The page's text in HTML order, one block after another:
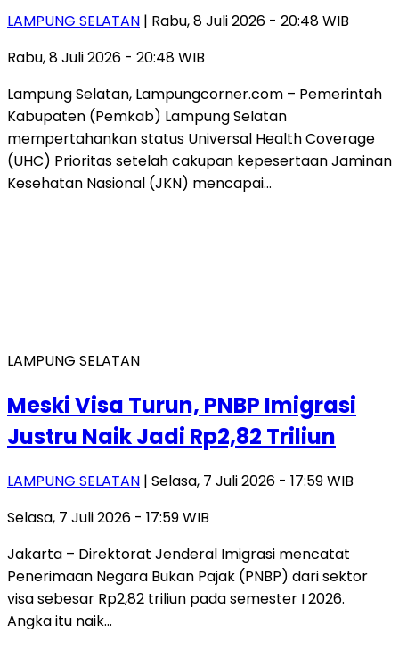
LAMPUNG SELATAN | Rabu, 8 Juli 2026 - 20:48 WIB
Rabu, 8 Juli 2026 - 20:48 WIB
Lampung Selatan, Lampungcorner.com – Pemerintah
Kabupaten (Pemkab) Lampung Selatan
mempertahankan status Universal Health Coverage
(UHC) Prioritas setelah cakupan kepesertaan Jaminan
Kesehatan Nasional (JKN) mencapai…
LAMPUNG SELATAN
Meski Visa Turun, PNBP Imigrasi
Justru Naik Jadi Rp2,82 Triliun
LAMPUNG SELATAN | Selasa, 7 Juli 2026 - 17:59 WIB
Selasa, 7 Juli 2026 - 17:59 WIB
Jakarta – Direktorat Jenderal Imigrasi mencatat
Penerimaan Negara Bukan Pajak (PNBP) dari sektor
visa sebesar Rp2,82 triliun pada semester I 2026.
Angka itu naik…